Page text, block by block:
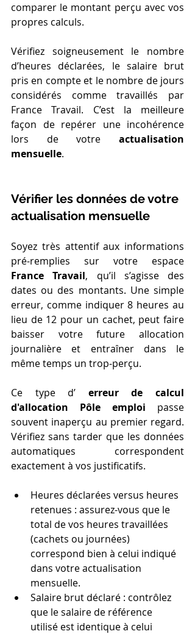
comparer le montant perçu avec vos
propres calculs.
Vérifiez soigneusement le nombre
d’heures déclarées, le salaire brut
pris en compte et le nombre de jours
considérés comme travaillés par
France Travail. C’est la meilleure
façon de repérer une incohérence
lors de votre actualisation
mensuelle.
Vérifier les données de votre
actualisation mensuelle
Soyez très attentif aux informations
France Travail, qu’il s’agisse des
dates ou des montants. Une simple
erreur, comme indiquer 8 heures au
lieu de 12 pour un cachet, peut faire
baisser votre future allocation
journalière et entraîner dans le
même temps un trop-perçu.
Ce type d’ erreur de calcul
d'allocation Pôle emploi passe
souvent inaperçu au premier regard.
Vérifiez sans tarder que les données
automatiques correspondent
exactement à vos justificatifs.
Heures déclarées versus heures
retenues : assurez-vous que le
total de vos heures travaillées
(cachets ou journées)
correspond bien à celui indiqué
dans votre actualisation
mensuelle.
Salaire brut déclaré : contrôlez
que le salaire de référence
utilisé est identique à celui